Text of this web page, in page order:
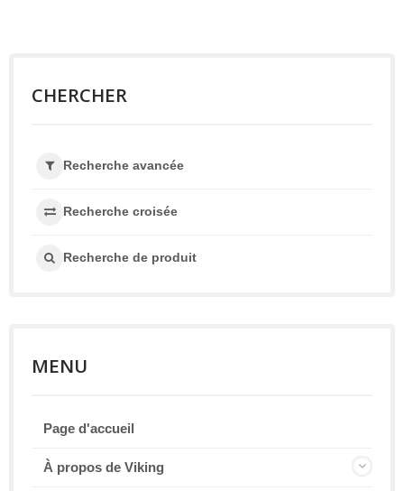
CHERCHER
Recherche avancée
Recherche croisée
Recherche de produit
MENU
Page d'accueil
À propos de Viking